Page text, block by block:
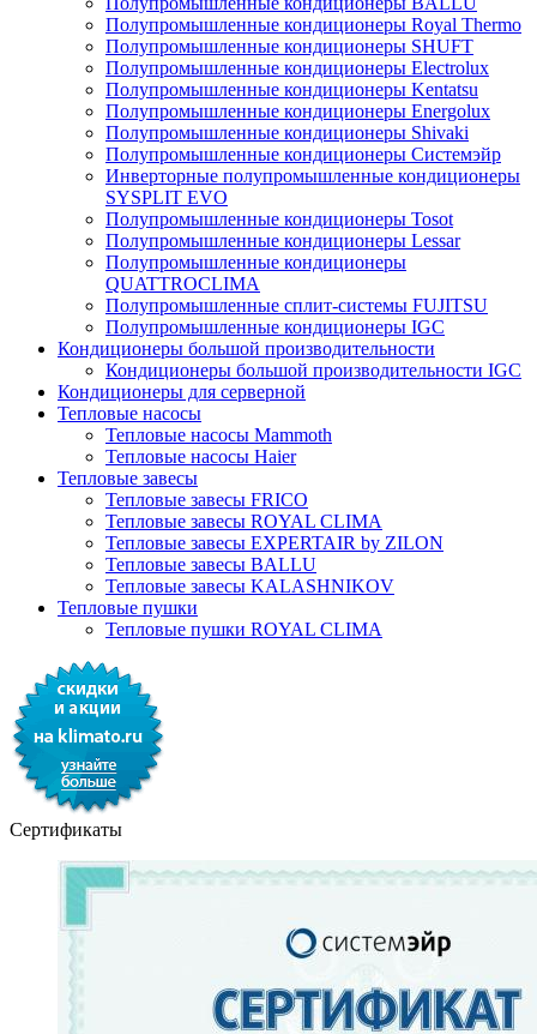
Полупромышленные кондиционеры Royal Thermo
Полупромышленные кондиционеры SHUFT
Полупромышленные кондиционеры Electrolux
Полупромышленные кондиционеры Kentatsu
Полупромышленные кондиционеры Energolux
Полупромышленные кондиционеры Shivaki
Полупромышленные кондиционеры Системэйр
Инверторные полупромышленные кондиционеры
SYSPLIT EVO
Полупромышленные кондиционеры Tosot
Полупромышленные кондиционеры Lessar
Полупромышленные кондиционеры
QUATTROCLIMA
Полупромышленные сплит-системы FUJITSU
Полупромышленные кондиционеры IGC
Кондиционеры большой производительности
Кондиционеры большой производительности IGC
Кондиционеры для серверной
Тепловые насосы
Тепловые насосы Mammoth
Тепловые насосы Haier
Тепловые завесы
Тепловые завесы FRICO
Тепловые завесы ROYAL CLIMA
Тепловые завесы EXPERTAIR by ZILON
Тепловые завесы BALLU
Тепловые завесы KALASHNIKOV
Тепловые пушки
Тепловые пушки ROYAL CLIMA
Сертификаты